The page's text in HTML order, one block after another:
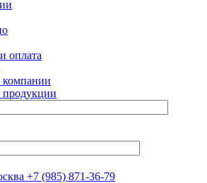
оплата
+7 (985) 871-36-79